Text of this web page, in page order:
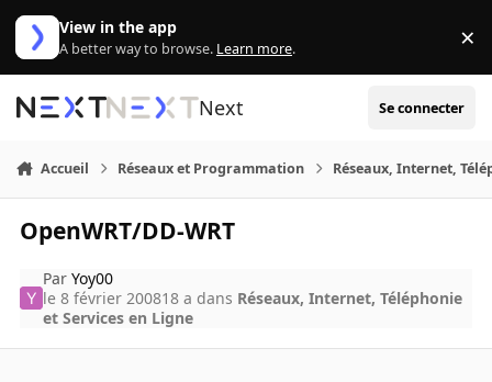
Aller au contenu
View in the app
A better way to browse. Learn more. ×
Next Se connecter
Accueil Réseaux et Programmation Réseaux, Internet,
OpenWRT/DD-WRT
ParYoy00
le 8 février 200818 a dans Réseaux, Internet, Téléphonie
et Services en Ligne